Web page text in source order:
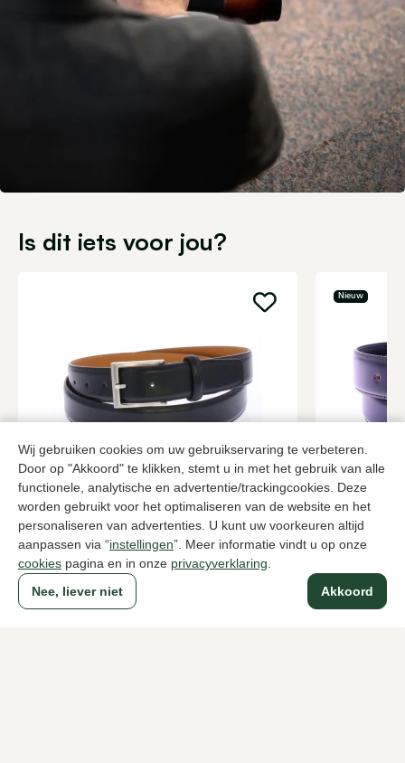
Wij gebruiken cookies om uw gebruikservaring te verbeteren.
Door op "Akkoord" te klikken, stemt u in met het gebruik van alle
functionele, analytische en advertentie/trackingcookies. Deze
worden gebruikt voor het optimaliseren van de website en het
personaliseren van advertenties. U kunt uw voorkeuren altijd
aanpassen via “instellingen”. Meer informatie vindt u op onze
cookies pagina en in onze privacyverklaring
Akkoord
Nee, liever niet
Is dit iets voor jou?
Magnanni
Zwarte riemen heren
99,95
Nieuw
Klijsen
Blauwe
89,95